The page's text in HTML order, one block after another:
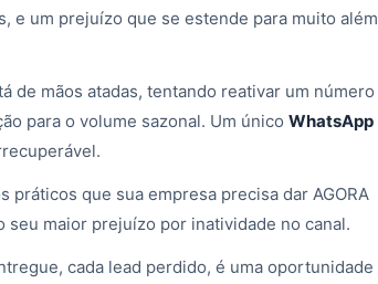
e um prejuízo que se estende para muito além
de mãos atadas, tentando reativar um número
para o volume sazonal. Um único WhatsApp
que sua empresa precisa dar AGORA
seu maior prejuízo por inatividade no canal.
cada lead perdido, é uma oportunidade